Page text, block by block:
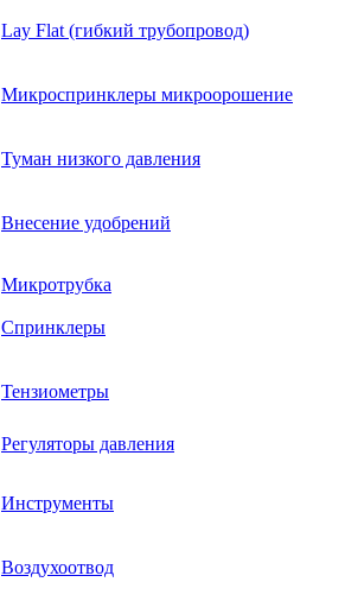
Lay Flat (гибкий трубопровод)
Микроспринклеры микроорошение
Туман низкого давления
Внесение удобрений
Микротрубка
Спринклеры
Тензиометры
Регуляторы давления
Инструменты
Воздухоотвод